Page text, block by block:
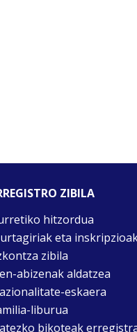
ZIBILA
hitzordua
eta
zibila
abizenak aldatzea
eskaera
liburua
bikoteak